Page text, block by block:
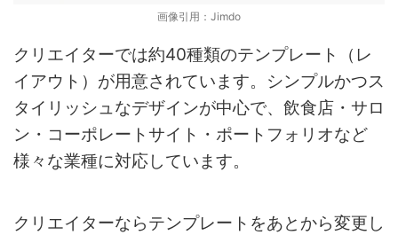
画像引用：Jimdo
クリエイターでは約40種類のテンプレート（レ
イアウト）が用意されています。シンプルかつス
タイリッシュなデザインが中心で、飲食店・サロ
ン・コーポレートサイト・ポートフォリオなど
様々な業種に対応しています。
クリエイターならテンプレートをあとから変更し